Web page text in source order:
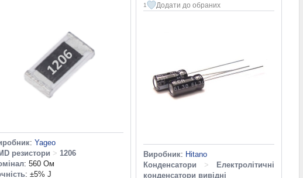
: Yageo
резистори > 1206
: 560 Ом
: ±5% J
1 Додати до обраних
Виробник: Hitano
Конденсатори
>
Електролітичні
конденсатори вивідні